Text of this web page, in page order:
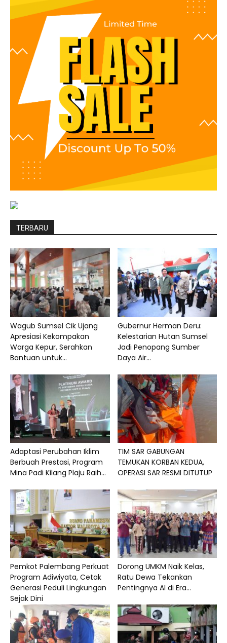
TERBARU
Wagub Sumsel Cik Ujang
Apresiasi Kekompakan
Warga Kepur, Serahkan
Bantuan untuk...
Gubernur Herman Deru:
Kelestarian Hutan Sumsel
Jadi Penopang Sumber
Daya Air...
Adaptasi Perubahan Iklim
Berbuah Prestasi, Program
Mina Padi Kilang Plaju Raih...
TIM SAR GABUNGAN
TEMUKAN KORBAN KEDUA,
OPERASI SAR RESMI DITUTUP
Pemkot Palembang Perkuat
Program Adiwiyata, Cetak
Generasi Peduli Lingkungan
Sejak Dini
Dorong UMKM Naik Kelas,
Ratu Dewa Tekankan
Pentingnya AI di Era...